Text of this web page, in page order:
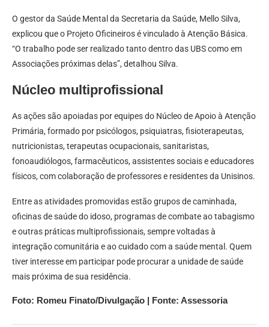
O gestor da Saúde Mental da Secretaria da Saúde, Mello Silva,
explicou que o Projeto Oficineiros é vinculado à Atenção Básica.
“O trabalho pode ser realizado tanto dentro das UBS como em
Associações próximas delas”, detalhou Silva.
Núcleo multiprofissional
As ações são apoiadas por equipes do Núcleo de Apoio à Atenção
Primária, formado por psicólogos, psiquiatras, fisioterapeutas,
nutricionistas, terapeutas ocupacionais, sanitaristas,
fonoaudiólogos, farmacêuticos, assistentes sociais e educadores
físicos, com colaboração de professores e residentes da Unisinos.
Entre as atividades promovidas estão grupos de caminhada,
oficinas de saúde do idoso, programas de combate ao tabagismo
e outras práticas multiprofissionais, sempre voltadas à
integração comunitária e ao cuidado com a saúde mental. Quem
tiver interesse em participar pode procurar a unidade de saúde
mais próxima de sua residência.
Foto: Romeu Finato/Divulgação | Fonte: Assessoria